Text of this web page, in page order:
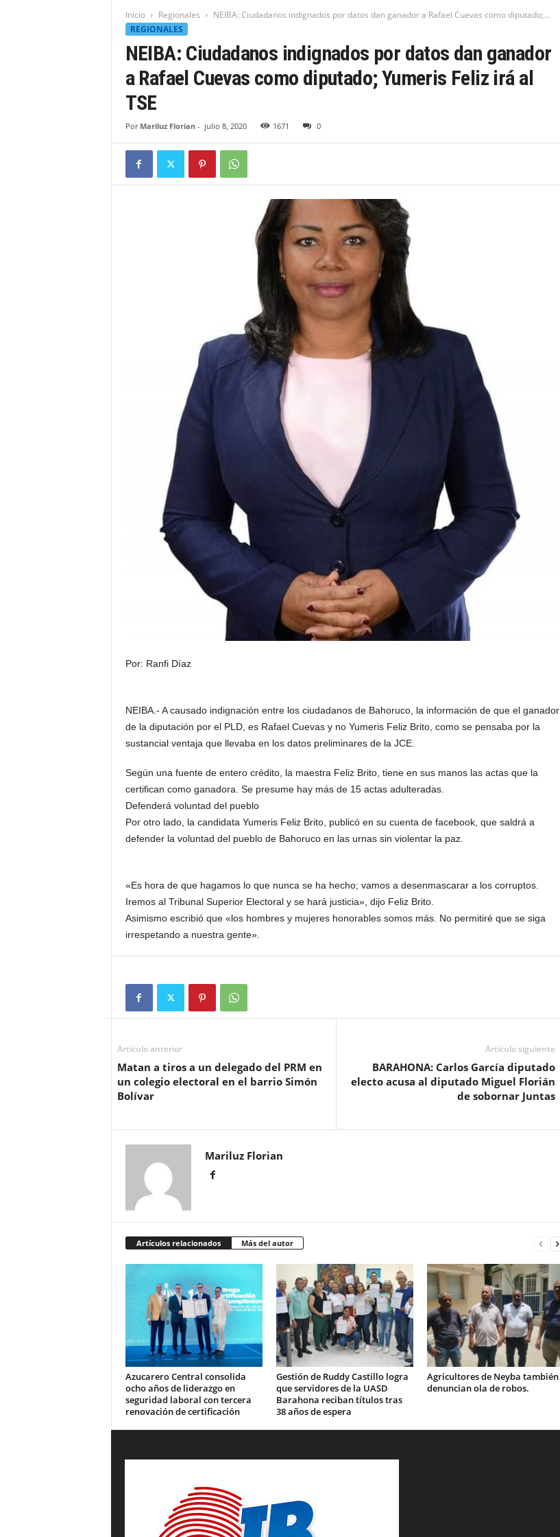
Inicio Regionales
NEIBA: Ciudadanos indignados por datos dan ganador a Rafael Cuevas como diputado;...
REGIONALES
NEIBA: Ciudadanos indignados por datos dan ganador
a Rafael Cuevas como diputado; Yumeris Feliz irá al
TSE
Por Mariluz Florian- julio 8, 2020 1671 0
Por: Ranfi Díaz
NEIBA.- A causado indignación entre los ciudadanos de Bahoruco, la información de que el ganador
de la diputación por el PLD, es Rafael Cuevas y no Yumeris Feliz Brito, como se pensaba por la
sustancial ventaja que llevaba en los datos preliminares de la JCE.
Según una fuente de entero crédito, la maestra Feliz Brito, tiene en sus manos las actas que la
certifican como ganadora. Se presume hay más de 15 actas adulteradas.
Defenderá voluntad del pueblo
Por otro lado, la candidata Yumeris Feliz Brito, publicó en su cuenta de facebook, que saldrá a
defender la voluntad del pueblo de Bahoruco en las urnas sin violentar la paz.
«Es hora de que hagamos lo que nunca se ha hecho; vamos a desenmascarar a los corruptos.
Iremos al Tribunal Superior Electoral y se hará justicia», dijo Feliz Brito.
Asimismo escribió que «los hombres y mujeres honorables somos más. No permitiré que se siga
irrespetando a nuestra gente».
Artículo anterior
Matan a tiros a un delegado del PRM en
un colegio electoral en el barrio Simón
Bolívar
Artículo siguiente
BARAHONA: Carlos García diputado
electo acusa al diputado Miguel Florián
de sobornar Juntas
Mariluz Florian
Artículos relacionados Más del autor
Azucarero Central consolida
ocho años de liderazgo en
seguridad laboral con tercera
renovación de certificación
Gestión de Ruddy Castillo logra
que servidores de la UASD
Barahona reciban títulos tras
38 años de espera
Agricultores de Neyba también
denuncian ola de robos.